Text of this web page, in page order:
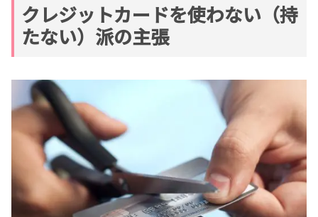
クレジットカードを使わない（持
たない）派の主張